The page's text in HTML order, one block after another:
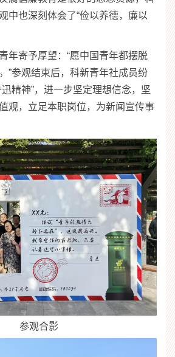
中也深刻体会了“俭以养德，廉以
寄予厚望：“愿中国青年都摆脱
”参观结束后，科新青年社成员纷
精神”，进一步坚定理想信念，坚
观，立足本职岗位，为新闻宣传事
参观合影